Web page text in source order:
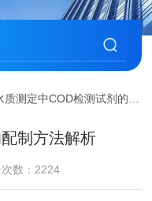
测定中COD检测试剂的配制方法解析
制方法解析
次数：2224